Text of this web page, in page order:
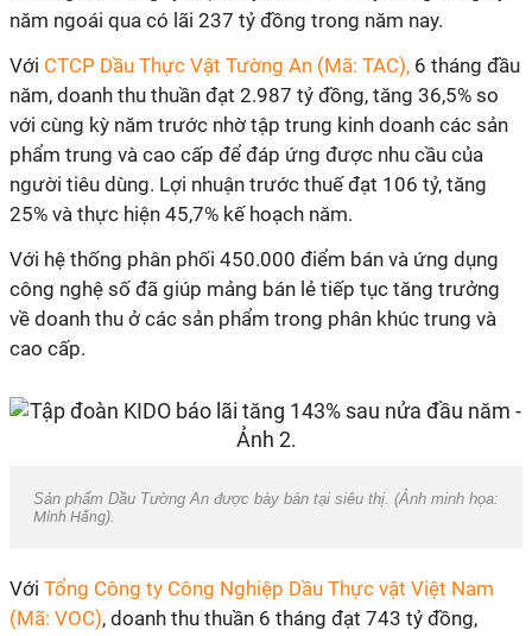
năm ngoái qua có lãi 237 tỷ đồng trong năm nay.
Với CTCP Dầu Thực Vật Tường An (Mã: TAC), 6 tháng đầu
năm, doanh thu thuần đạt 2.987 tỷ đồng, tăng 36,5% so
với cùng kỳ năm trước nhờ tập trung kinh doanh các sản
phẩm trung và cao cấp để đáp ứng được nhu cầu của
người tiêu dùng. Lợi nhuận trước thuế đạt 106 tỷ, tăng
25% và thực hiện 45,7% kế hoạch năm.
Với hệ thống phân phối 450.000 điểm bán và ứng dụng
công nghệ số đã giúp mảng bán lẻ tiếp tục tăng trưởng
về doanh thu ở các sản phẩm trong phân khúc trung và
cao cấp.
Sản phẩm Dầu Tường An được bày bán tại siêu thị. (Ảnh minh họa:
Minh Hằng).
Với Tổng Công ty Công Nghiệp Dầu Thực vật Việt Nam
(Mã: VOC), doanh thu thuần 6 tháng đạt 743 tỷ đồng,